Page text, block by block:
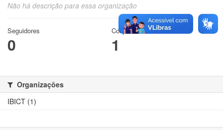
Não há descrição para essa organização
Seguidores
0
Conjuntos de dados
1
Organizações
IBICT (1)